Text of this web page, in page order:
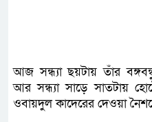
আজ সন্ধ্যা ছয়টায় তাঁর
আর সন্ধ্যা সাড়ে সাতটায়
ওবায়দুল কাদেরের দেওয়া